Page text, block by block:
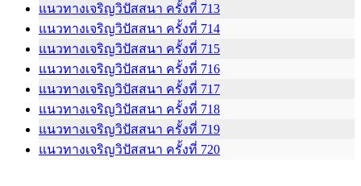
แนวทางเจริญวิปัสสนา ครั้งที่ 713
แนวทางเจริญวิปัสสนา ครั้งที่ 714
แนวทางเจริญวิปัสสนา ครั้งที่ 715
แนวทางเจริญวิปัสสนา ครั้งที่ 716
แนวทางเจริญวิปัสสนา ครั้งที่ 717
แนวทางเจริญวิปัสสนา ครั้งที่ 718
แนวทางเจริญวิปัสสนา ครั้งที่ 719
แนวทางเจริญวิปัสสนา ครั้งที่ 720